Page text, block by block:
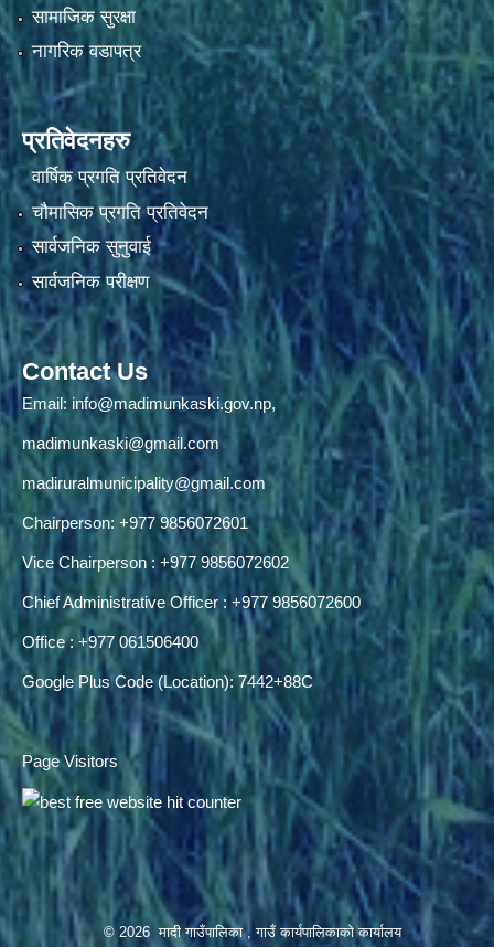
सामाजिक सुरक्षा
नागरिक वडापत्र
प्रतिवेदनहरु
वार्षिक प्रगति प्रतिवेदन
चौमासिक प्रगति प्रतिवेदन
सार्वजनिक सुनुवाई
सार्वजनिक परीक्षण
Contact Us
Email: info@madimunkaski.gov.np,
madimunkaski@gmail.com
madiruralmunicipality@gmail.com
Chairperson: +977 9856072601
Vice Chairperson : +977 9856072602
Chief Administrative Officer : +977 9856072600
Office : +977 061506400
Google Plus Code (Location): 7442+88C
Page Visitors
© 2026 मादी गाउँपालिका , गाउँ कार्यपालिकाको कार्यालय